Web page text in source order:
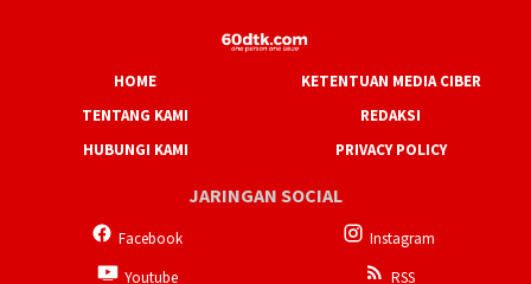
HOME
KETENTUAN MEDIA CIBER
TENTANG KAMI
REDAKSI
HUBUNGI KAMI
PRIVACY POLICY
JARINGAN SOCIAL
Facebook
Instagram
Youtube
RSS